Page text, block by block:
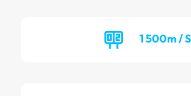
1 500m /